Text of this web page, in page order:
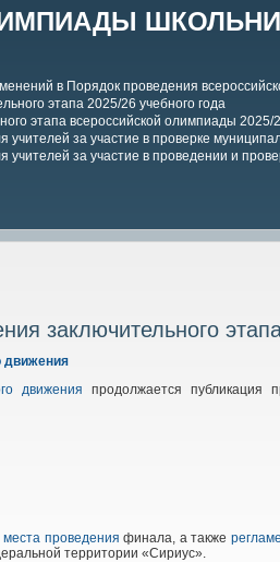
в Порядок проведения
этапа 2025/26 учебного года
этапа всероссийской олимпиады 2025/
за участие в проверке
за участие в проведении и
заключительного
движения
движения продолжается публикация
места проведения финала, а также
территории «Сириус».